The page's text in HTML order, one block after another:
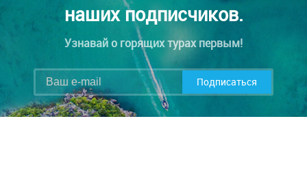
наших подписчиков.
Узнавай о горящих турах первым!
Подписаться